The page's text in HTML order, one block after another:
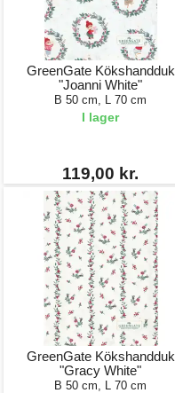
GreenGate Kökshandduk
"Joanni White"
B 50 cm, L 70 cm
I lager
119,00 kr.
GreenGate Kökshandduk
"Gracy White"
B 50 cm, L 70 cm